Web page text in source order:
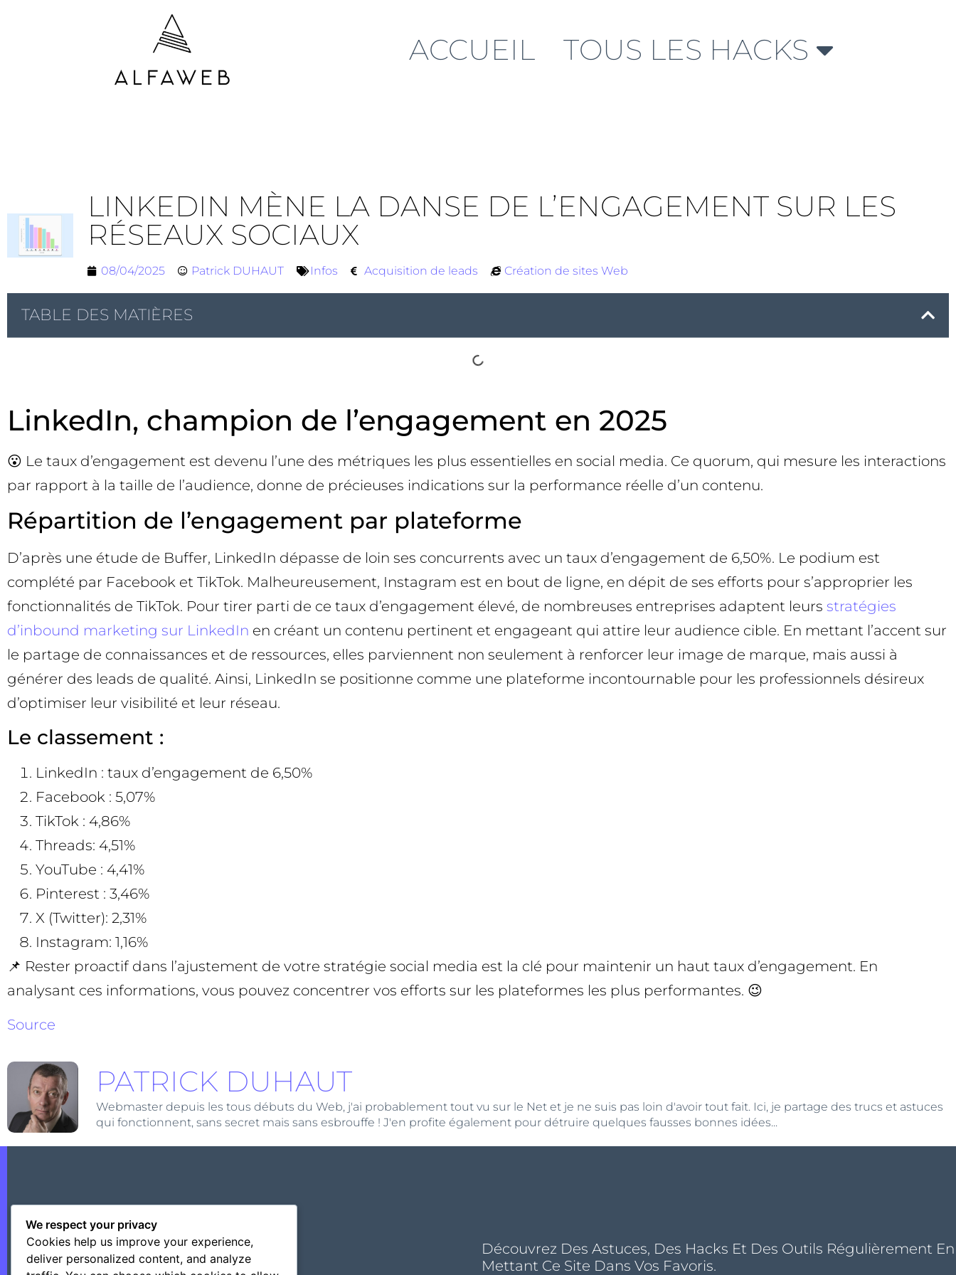
ACCUEIL TOUS LES HACKS
LINKEDIN MÈNE LA DANSE DE L’ENGAGEMENT SUR LES
RÉSEAUX SOCIAUX
08/04/2025 Patrick DUHAUT Infos Acquisition de leads Création de sites Web
TABLE DES MATIÈRES
LinkedIn, champion de l’engagement en 2025
😮 Le taux d’engagement est devenu l’une des métriques les plus essentielles en social media. Ce quorum, qui mesure les interactions
par rapport à la taille de l’audience, donne de précieuses indications sur la performance réelle d’un contenu.
Répartition de l’engagement par plateforme
D’après une étude de Buffer, LinkedIn dépasse de loin ses concurrents avec un taux d’engagement de 6,50%. Le podium est
complété par Facebook et TikTok. Malheureusement, Instagram est en bout de ligne, en dépit de ses efforts pour s’approprier les
fonctionnalités de TikTok. Pour tirer parti de ce taux d’engagement élevé, de nombreuses entreprises adaptent leurs stratégies
d’inbound marketing sur LinkedIn en créant un contenu pertinent et engageant qui attire leur audience cible. En mettant l’accent sur
le partage de connaissances et de ressources, elles parviennent non seulement à renforcer leur image de marque, mais aussi à
générer des leads de qualité. Ainsi, LinkedIn se positionne comme une plateforme incontournable pour les professionnels désireux
d’optimiser leur visibilité et leur réseau.
Le classement :
LinkedIn : taux d’engagement de 6,50%
Facebook : 5,07%
TikTok : 4,86%
Threads: 4,51%
YouTube : 4,41%
Pinterest : 3,46%
X (Twitter): 2,31%
Instagram: 1,16%
📌 Rester proactif dans l’ajustement de votre stratégie social media est la clé pour maintenir un haut taux d’engagement. En
analysant ces informations, vous pouvez concentrer vos efforts sur les plateformes les plus performantes. 😉
Source
PATRICK DUHAUT
Webmaster depuis les tous débuts du Web, j'ai probablement tout vu sur le Net et je ne suis pas loin d'avoir tout fait. Ici, je partage des trucs et astuces
qui fonctionnent, sans secret mais sans esbrouffe ! J'en profite également pour détruire quelques fausses bonnes idées...
Découvrez Des Astuces, Des Hacks Et Des Outils Régulièrement En
Mettant Ce Site Dans Vos Favoris.
We respect your privacy
Cookies help us improve your experience,
deliver personalized content, and analyze